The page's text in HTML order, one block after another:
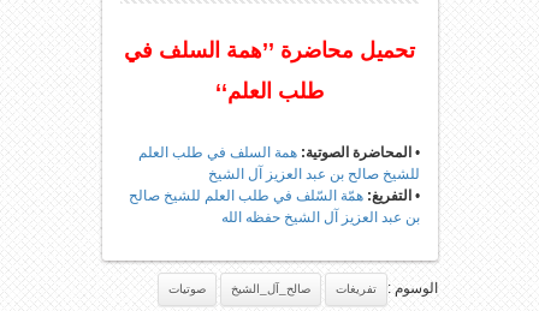
تحميل محاضرة ’’همة السلف في
طلب العلم‘‘
• المحاضرة الصوتية: همة السلف في طلب العلم
للشيخ صالح بن عبد العزيز آل الشيخ
• التفريغ:همّة السّلف في طلب العلم للشيخ صالح
بن عبد العزيز آل الشيخ حفظه الله
الوسوم : تفريغات صالح_آل_الشيخ صوتيات